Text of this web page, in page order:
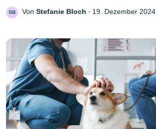
SB Von Stefanie Bloch ‧ 19. Dezember 2024